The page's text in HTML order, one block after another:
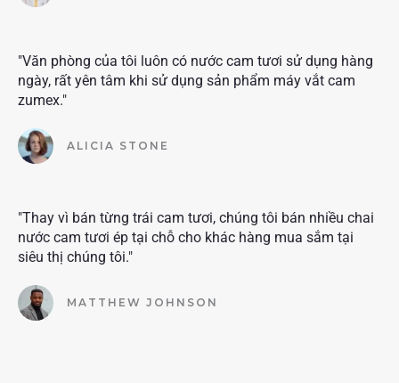
"Văn phòng của tôi luôn có nước cam tươi sử dụng hàng
ngày, rất yên tâm khi sử dụng sản phẩm máy vắt cam
zumex."
ALICIA STONE
"Thay vì bán từng trái cam tươi, chúng tôi bán nhiều chai
nước cam tươi ép tại chỗ cho khác hàng mua sắm tại
siêu thị chúng tôi."
MATTHEW JOHNSON